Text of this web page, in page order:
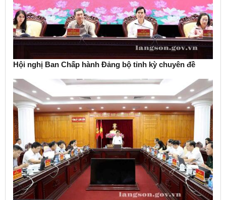
Hội nghị Ban Chấp hành Đảng bộ tỉnh kỳ chuyên đề